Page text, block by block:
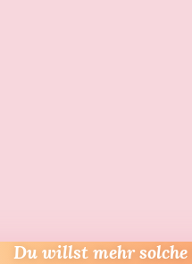
Du willst mehr solche